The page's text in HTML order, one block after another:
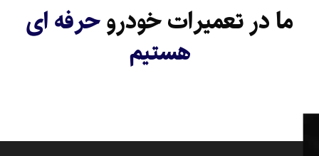
ما در تعمیرات خودروحرفه ای
هستیم